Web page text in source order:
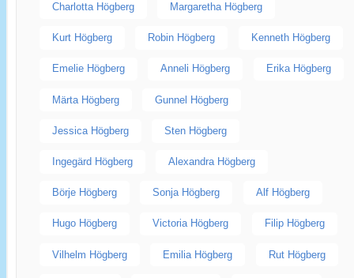
Charlotta Högberg Margaretha Högberg
Kurt Högberg Robin Högberg Kenneth Högberg
Emelie Högberg Anneli Högberg Erika Högberg
Märta Högberg Gunnel Högberg
Jessica Högberg Sten Högberg
Ingegärd Högberg Alexandra Högberg
Börje Högberg Sonja Högberg Alf Högberg
Hugo Högberg Victoria Högberg Filip Högberg
Vilhelm Högberg Emilia Högberg Rut Högberg